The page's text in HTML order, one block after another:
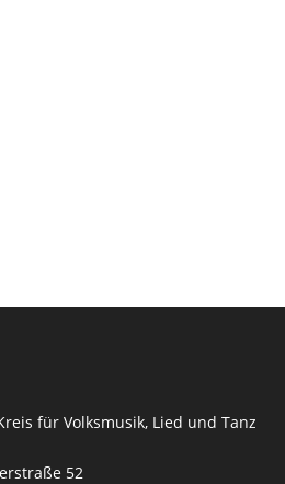
für Volksmusik, Lied und Tanz
52